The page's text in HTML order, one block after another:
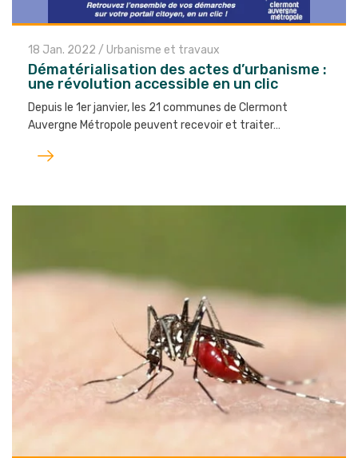
18 Jan. 2022 / Urbanisme et travaux
Dématérialisation des actes d’urbanisme :
une révolution accessible en un clic
Depuis le 1er janvier, les 21 communes de Clermont
Auvergne Métropole peuvent recevoir et traiter…
Lire
l'article